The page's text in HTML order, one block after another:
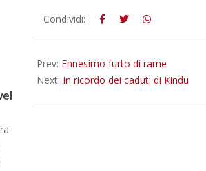
2012-
11-
Condividi:
Prev: Ennesimo furto di rame
Next: In ricordo dei caduti di Kindu